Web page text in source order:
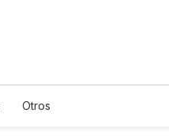
Otros